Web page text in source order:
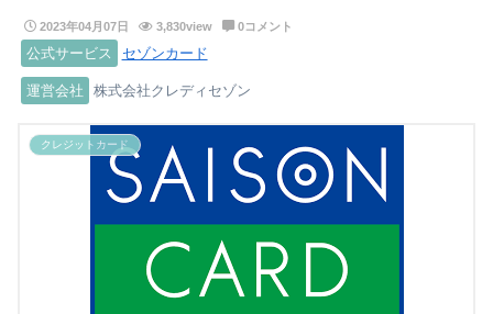
2023年04月07日 3,830view 0コメント
公式サービス セゾンカード
運営会社 株式会社クレディセゾン
クレジットカード